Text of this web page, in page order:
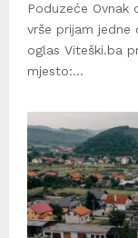
Poduzeće Ovnak
vrše prijam jedne
oglas Viteški.ba
mjesto:...